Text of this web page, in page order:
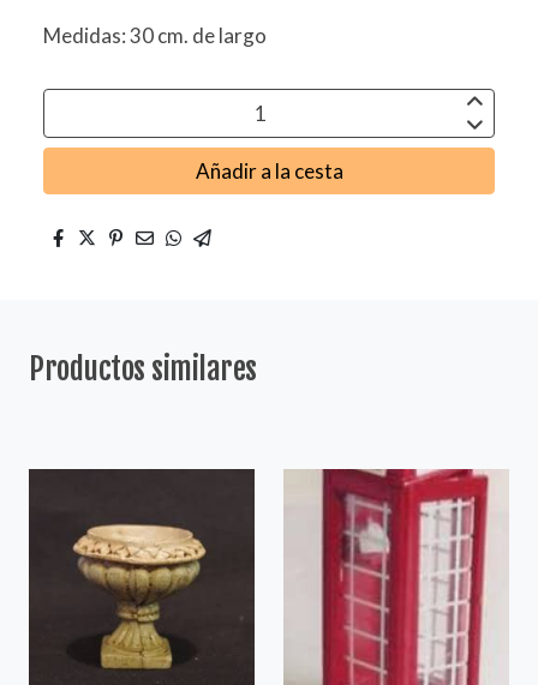
Medidas: 30 cm. de largo
Añadir a la cesta
Productos similares